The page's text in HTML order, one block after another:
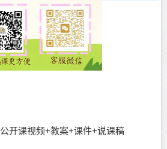
开课视频+教案+课件+说课稿